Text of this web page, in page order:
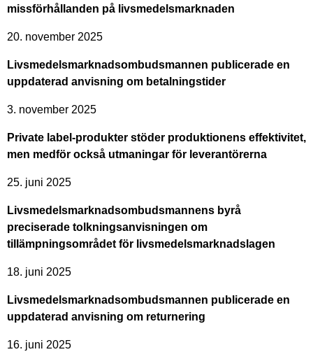
missförhållanden på livsmedelsmarknaden
20. november 2025
Livsmedelsmarknadsombudsmannen publicerade en
uppdaterad anvisning om betalningstider
3. november 2025
Private label-produkter stöder produktionens effektivitet,
men medför också utmaningar för leverantörerna
25. juni 2025
Livsmedelsmarknadsombudsmannens byrå
preciserade tolkningsanvisningen om
tillämpningsområdet för livsmedelsmarknadslagen
18. juni 2025
Livsmedelsmarknadsombudsmannen publicerade en
uppdaterad anvisning om returnering
16. juni 2025